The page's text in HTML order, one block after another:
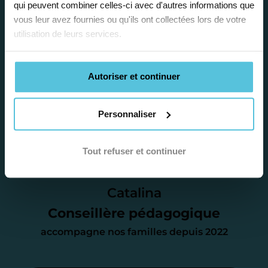
qui peuvent combiner celles-ci avec d'autres informations que
vous leur avez fournies ou qu'ils ont collectées lors de votre
utilisation de leurs services.
Autoriser et continuer
Personnaliser
Tout refuser et continuer
Catalina
Conseillère pédagogique
accompagne nos familles depuis 2022
plus adaptée.
Étape 2
Je vous envoie une
proposition
d’accompagnement
parfait. À partir de maintenant nous
nous occupons de tout.